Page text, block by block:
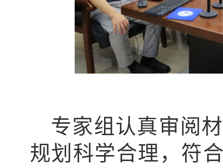
专家组认真审阅
规划科学合理，符